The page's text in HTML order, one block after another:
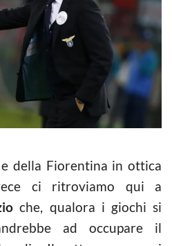
della Fiorentina in ottica
ci ritroviamo qui a
che, qualora i giochi si
ad occupare il